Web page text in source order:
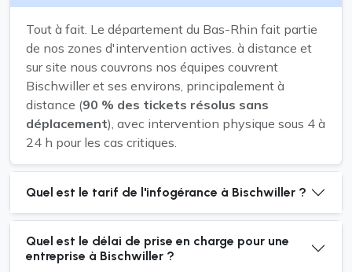
Tout à fait. Le département du Bas-Rhin fait partie
de nos zones d'intervention actives. à distance et
sur site nous couvrons nos équipes couvrent
Bischwiller et ses environs, principalement à
distance (90 % des tickets résolus sans
déplacement), avec intervention physique sous 4 à
24 h pour les cas critiques.
Quel est le tarif de l'infogérance à Bischwiller ?
Quel est le délai de prise en charge pour une
entreprise à Bischwiller ?